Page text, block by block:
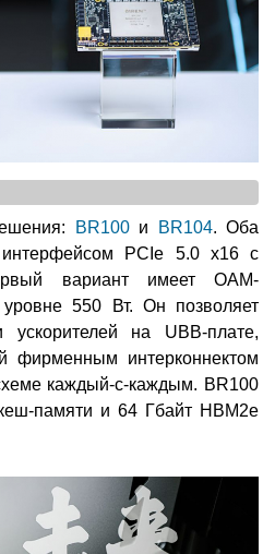
BR100и BR104. Оба
PCIe 5.0 x16 с
вариант имеет OAM-
550 Вт. Он позволяет
на UBB-плате,
фирменным интерконнектом
каждый-с-каждым. BR100
памяти и 64 Гбайт HBM2e